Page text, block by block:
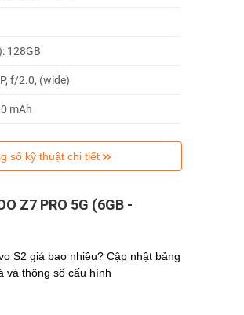
128GB
f/2.0, (wide)
mAh
số kỹ thuật chi tiết
Z7 PRO 5G (6GB -
S2 giá bao nhiêu? Cập nhật bảng
và thông số cấu hình